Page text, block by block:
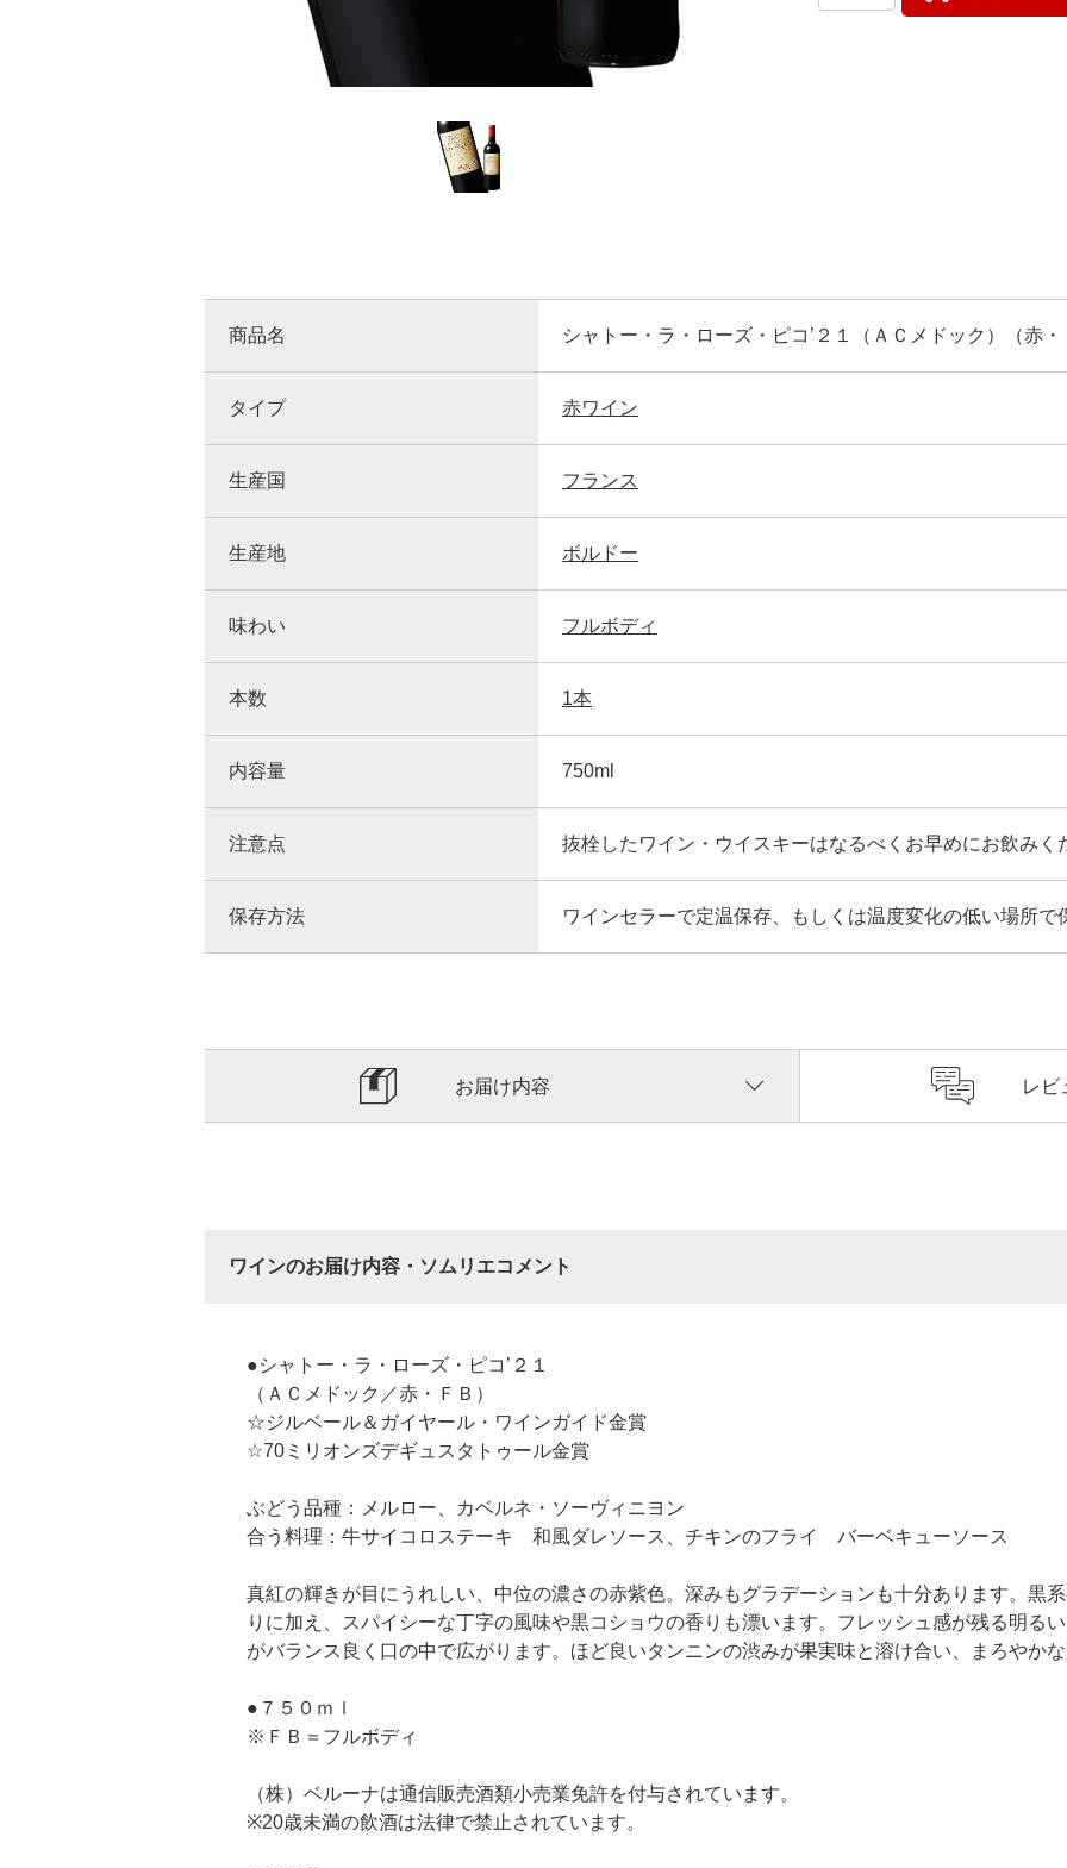
商品名 シャトー・ラ・ローズ・ピコ’２１（ＡＣメドック）（赤
タイプ 赤ワイン
生産国 フランス
生産地 ボルドー
味わい フルボディ
本数 1本
内容量 750ml
注意点 抜栓したワイン・ウイスキーはなるべくお早めにお飲みく
保存方法 ワインセラーで定温保存、もしくは温度変化の低い場所で
お届け内容 レビ
ワインのお届け内容・ソムリエコメント
●シャトー・ラ・ローズ・ピコ’２１
（ＡＣメドック／赤・ＦＢ）
☆ジルベール＆ガイヤール・ワインガイド金賞
☆70ミリオンズデギュスタトゥール金賞
ぶどう品種：メルロー、カベルネ・ソーヴィニヨン
合う料理：牛サイコロステーキ 和風ダレソース、チキンのフライ バーベキューソース
真紅の輝きが目にうれしい、中位の濃さの赤紫色。深みもグラデーションも十分あります。黒
りに加え、スパイシーな丁字の風味や黒コショウの香りも漂います。フレッシュ感が残る明る
がバランス良く口の中で広がります。ほど良いタンニンの渋みが果実味と溶け合い、まろやか
●７５０ｍｌ
※ＦＢ＝フルボディ
（株）ベルーナは通信販売酒類小売業免許を付与されています。
※20歳未満の飲酒は法律で禁止されています。